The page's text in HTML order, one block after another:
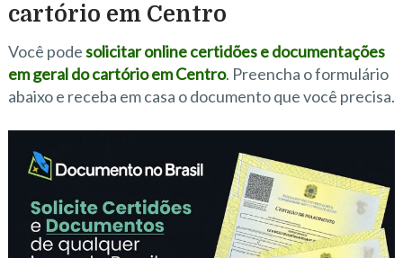
cartório em Centro
Você podesolicitar online certidões e documentações
em geral do cartório em Centro. Preencha o formulário
abaixo e receba em casa o documento que você precisa.